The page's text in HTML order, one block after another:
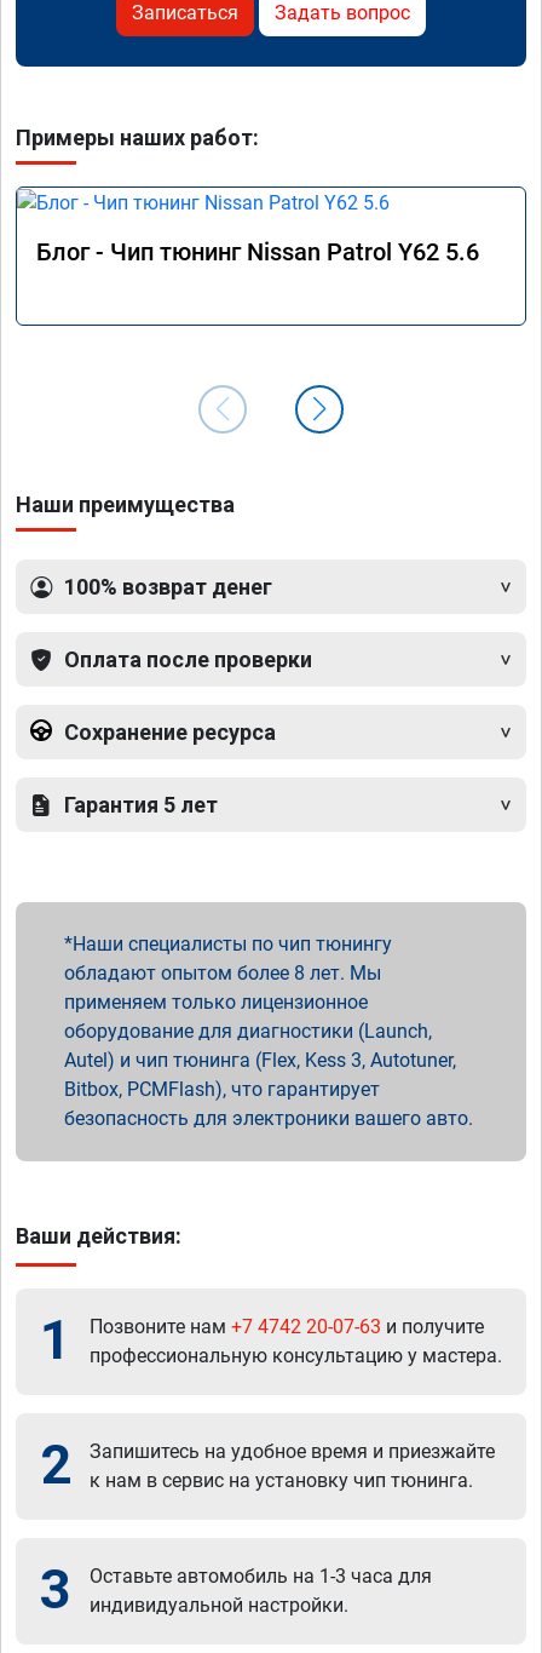
Записаться Задать вопрос
Примеры наших работ:
Блог - Чип тюнинг Nissan Patrol Y62 5.6
Наши преимущества
100% возврат денег
Оплата после проверки
Сохранение ресурса
Гарантия 5 лет
Наши специалисты по чип тюнингу
обладают опытом более 8 лет. Мы
применяем только лицензионное
оборудование для диагностики (Launch,
Autel) и чип тюнинга (Flex, Kess 3, Autotuner,
Bitbox, PCMFlash), что гарантирует
безопасность для электроники вашего авто.
Ваши действия:
1 Позвоните нам +7 4742 20-07-63 и получите
профессиональную консультацию у мастера.
2
Запишитесь на удобное время и приезжайте
к нам в сервис на установку чип тюнинга.
3
Оставьте автомобиль на 1-3 часа для
индивидуальной настройки.